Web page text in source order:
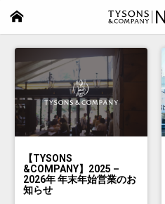
【TYSONS
&COMPANY】2025 –
2026年 年末年始営業のお
知らせ